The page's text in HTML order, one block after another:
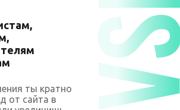
ты кратно
от сайта в